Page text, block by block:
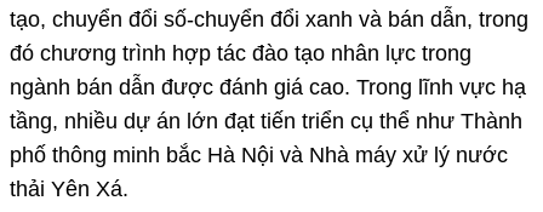
tạo, chuyển đổi số-chuyển đổi xanh và bán dẫn, trong
đó chương trình hợp tác đào tạo nhân lực trong
ngành bán dẫn được đánh giá cao. Trong lĩnh vực hạ
tầng, nhiều dự án lớn đạt tiến triển cụ thể như Thành
phố thông minh bắc Hà Nội và Nhà máy xử lý nước
thải Yên Xá.